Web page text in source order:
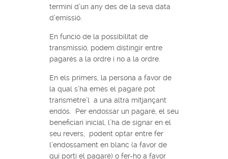
termini d’un any des de la seva data
d’emissió.
En funció de la possibilitat de
transmissió, podem distingir entre
pagarés a la ordre i no a la ordre.
En els primers, la persona a favor de
la qual s’ha emès el pagaré pot
transmetre’l a una altra mitjançant
endós. Per endossar un pagaré, el seu
beneficiari inicial, l’ha de signar en el
seu revers, podent optar entre fer
l’endossament en blanc (a favor de
qui porti el pagaré) o fer-ho a favor